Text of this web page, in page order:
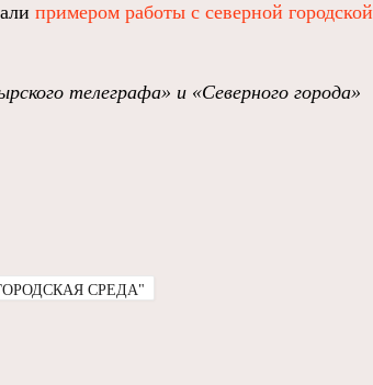
примером работы с северной городской
телеграфа» и «Северного города»
СРЕДА"